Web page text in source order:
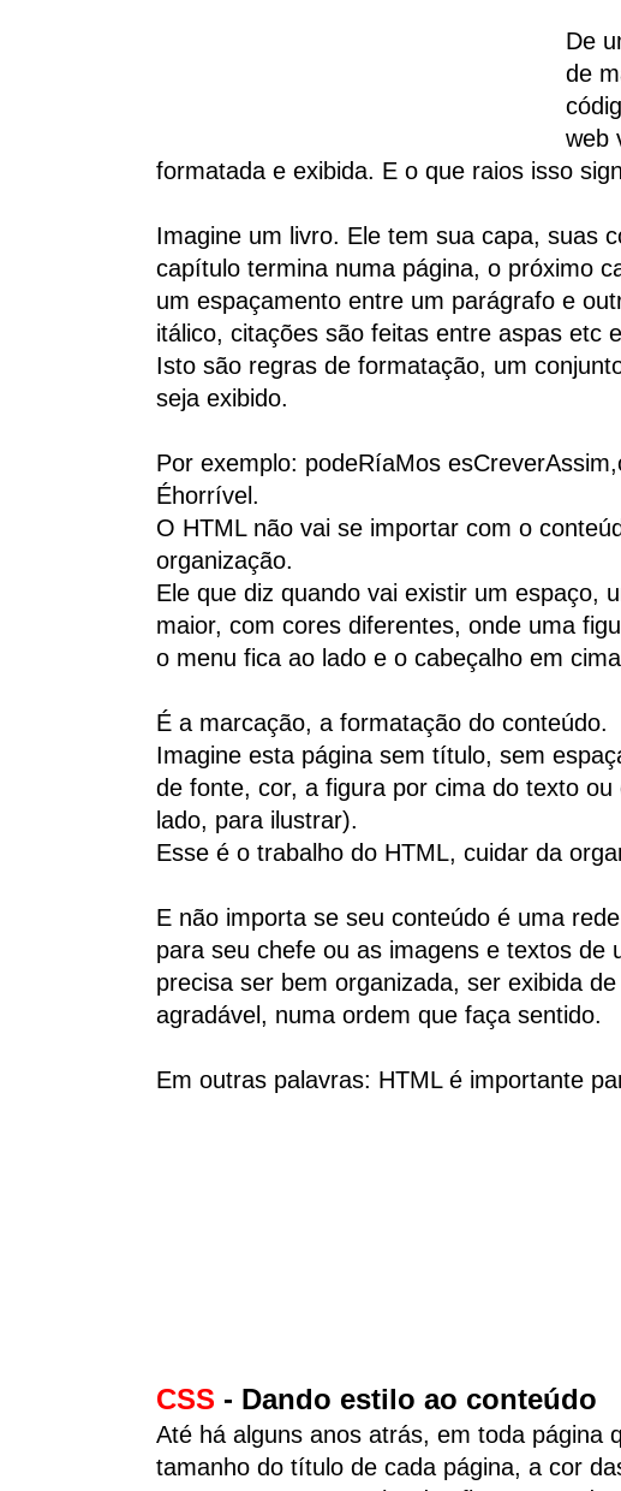
De
de
web
formatada e exibida. E o que raios isso
Imagine um livro. Ele tem sua capa, suas
capítulo termina numa página, o próximo
um espaçamento entre um parágrafo e
itálico, citações são feitas entre aspas etc
Isto são regras de formatação, um
seja exibido.
Por exemplo: podeRíaMos
Éhorrível.
O HTML não vai se importar com o
organização.
Ele que diz quando vai existir um espaço,
maior, com cores diferentes, onde uma
o menu fica ao lado e o cabeçalho em
É a marcação, a formatação do conteúdo.
Imagine esta página sem título, sem
de fonte, cor, a figura por cima do texto
lado, para ilustrar).
Esse é o trabalho do HTML, cuidar da
E não importa se seu conteúdo é uma
para seu chefe ou as imagens e textos de
precisa ser bem organizada, ser exibida
agradável, numa ordem que faça sentido.
Em outras palavras: HTML é importante
CSS - Dando estilo ao conteúdo
Até há alguns anos atrás, em toda página
tamanho do título de cada página, a cor